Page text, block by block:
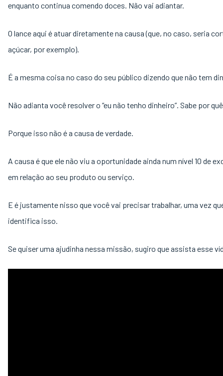
enquanto continua comendo doces. Não vai adiantar.
O lance aqui é atuar diretamente na causa (que, no caso, seria
açúcar, por exemplo).
É a mesma coisa no caso do seu público dizendo que não tem
Não adianta você resolver o “eu não tenho dinheiro”. Sabe por
Porque isso não é a causa de verdade.
A causa é que ele não viu a oportunidade ainda num nível 10 de
em relação ao seu produto ou serviço.
E é justamente nisso que você vai precisar trabalhar, uma vez
identifica isso.
Se quiser uma ajudinha nessa missão, sugiro que assista esse